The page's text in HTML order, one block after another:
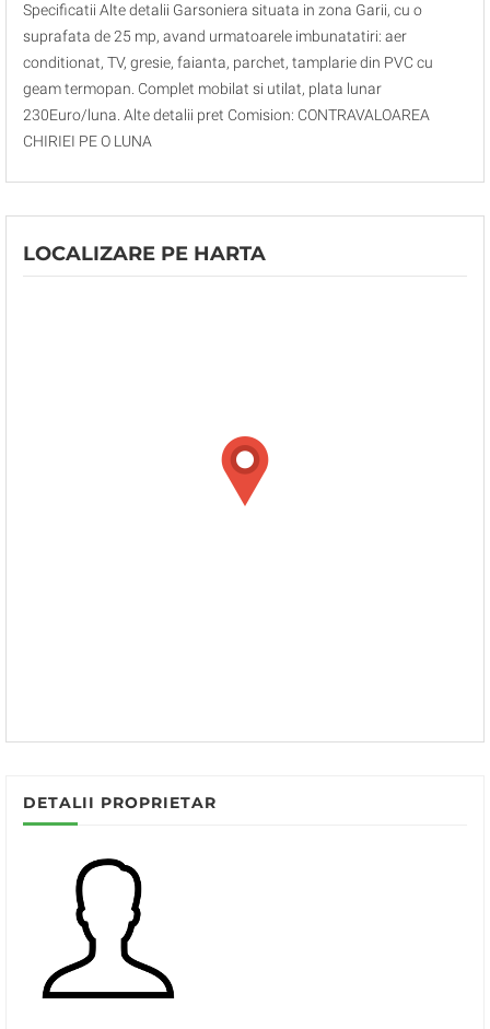
Specificatii Alte detalii Garsoniera situata in zona Garii, cu o
suprafata de 25 mp, avand urmatoarele imbunatatiri: aer
conditionat, TV, gresie, faianta, parchet, tamplarie din PVC cu
geam termopan. Complet mobilat si utilat, plata lunar
230Euro/luna. Alte detalii pret Comision: CONTRAVALOAREA
CHIRIEI PE O LUNA
LOCALIZARE PE HARTA
DETALII PROPRIETAR